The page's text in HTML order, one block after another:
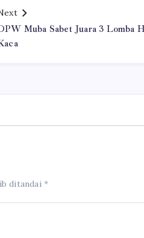
Muba Sabet Juara 3 Lomba
ditandai*